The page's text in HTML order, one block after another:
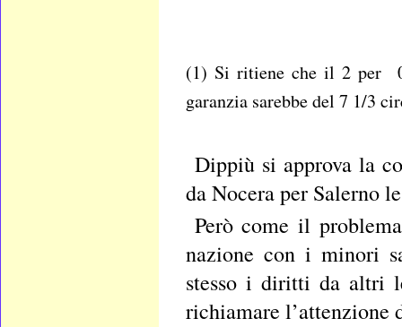
(1) Si ritiene che il 2 per
garanzia sarebbe del 7 1/3
Dippiù si approva la
da Nocera per Salerno
Però come il
nazione con i minori
stesso i diritti da altri
richiamare l’attenzione